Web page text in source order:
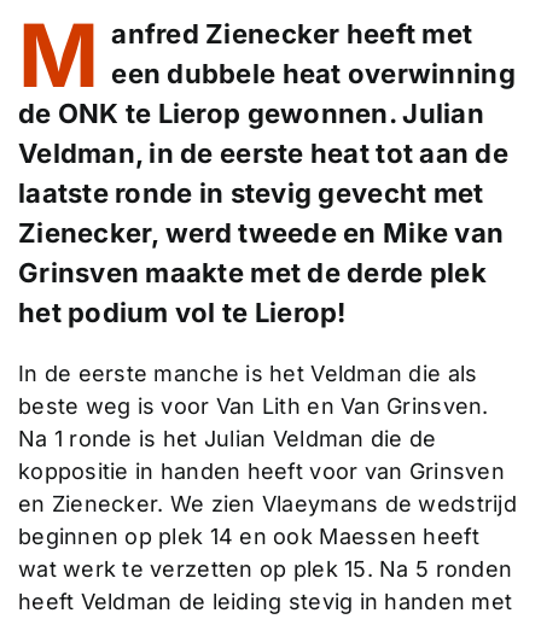
M anfred Zienecker heeft met
een dubbele heat overwinning
de ONK te Lierop gewonnen. Julian
Veldman, in de eerste heat tot aan de
laatste ronde in stevig gevecht met
Zienecker, werd tweede en Mike van
Grinsven maakte met de derde plek
het podium vol te Lierop!
In de eerste manche is het Veldman die als
beste weg is voor Van Lith en Van Grinsven.
Na 1 ronde is het Julian Veldman die de
koppositie in handen heeft voor van Grinsven
en Zienecker. We zien Vlaeymans de wedstrijd
beginnen op plek 14 en ook Maessen heeft
wat werk te verzetten op plek 15. Na 5 ronden
heeft Veldman de leiding stevig in handen met